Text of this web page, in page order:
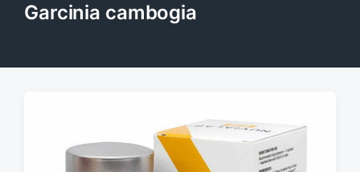
Garcinia cambogia